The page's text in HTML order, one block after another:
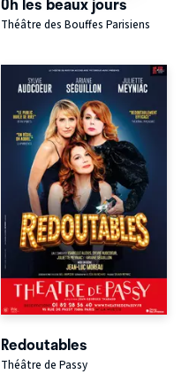
Théâtre des Bouffes Parisiens
Redoutables
Théâtre de Passy